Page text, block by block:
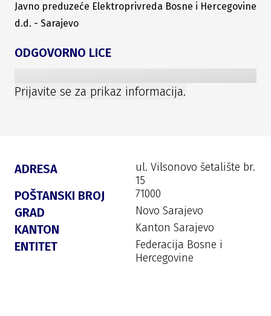
Javno preduzeće Elektroprivreda Bosne i Hercegovine
d.d. - Sarajevo
ODGOVORNO LICE
Prijavite se za prikaz informacija.
ADRESA
ul. Vilsonovo šetalište br.
15
POŠTANSKI BROJ 71000
GRAD Novo Sarajevo
KANTON Kanton Sarajevo
ENTITET
Federacija Bosne i
Hercegovine